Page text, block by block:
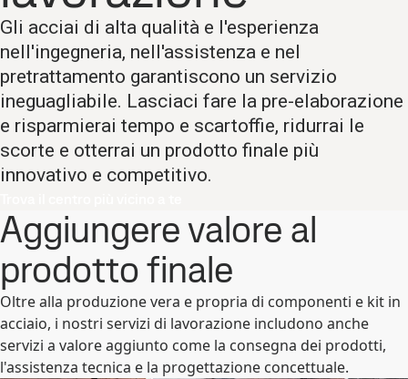
Gli acciai di alta qualità e l'esperienza
nell'ingegneria, nell'assistenza e nel
pretrattamento garantiscono un servizio
ineguagliabile. Lasciaci fare la pre-elaborazione
e risparmierai tempo e scartoffie, ridurrai le
scorte e otterrai un prodotto finale più
innovativo e competitivo.
Aggiungere valore al
prodotto finale
Oltre alla produzione vera e propria di componenti e kit in
acciaio, i nostri servizi di lavorazione includono anche
servizi a valore aggiunto come la consegna dei prodotti,
l'assistenza tecnica e la progettazione concettuale.